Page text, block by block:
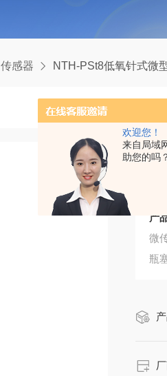
欢迎您！
来自局域
助您的吗
传感器 NTH-PSt8低氧针式微
产
微
瓶